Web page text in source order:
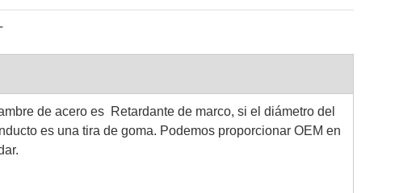
de acero es Retardante de marco, si el diámetro del
es una tira de goma. Podemos proporcionar OEM en